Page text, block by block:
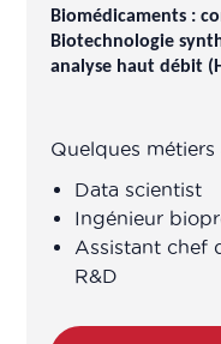
Chargé des
économiques
Chargé
​Chargé études
Chargé
Biomédicaments :
Biotechnologie
analyse haut débit
Quelques
Data scientist
Ingénieur
Assistant chef
R&D